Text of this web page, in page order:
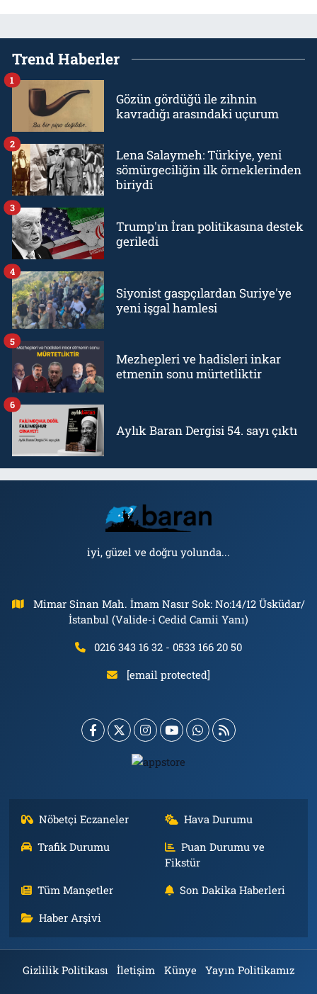
Trend Haberler
Gözün gördüğü ile zihnin
kavradığı arasındaki uçurum
1
Lena Salaymeh: Türkiye, yeni
sömürgeciliğin ilk örneklerinden
biriydi
2
Trump'ın İran politikasına destek
geriledi
3
Siyonist gaspçılardan Suriye'ye
yeni işgal hamlesi
4
Mezhepleri ve hadisleri inkar
etmenin sonu mürtetliktir
5
Aylık Baran Dergisi 54. sayı çıktı
6
iyi, güzel ve doğru yolunda...
Mimar Sinan Mah. İmam Nasır Sok: No:14/12 Üsküdar/
İstanbul (Valide-i Cedid Camii Yanı)
0216 343 16 32 - 0533 166 20 50
[email protected]
Nöbetçi Eczaneler
Hava Durumu
Trafik Durumu
Puan Durumu ve
Fikstür
Tüm Manşetler
Son Dakika Haberleri
Haber Arşivi
Gizlilik Politikası İletişim Künye Yayın Politikamız